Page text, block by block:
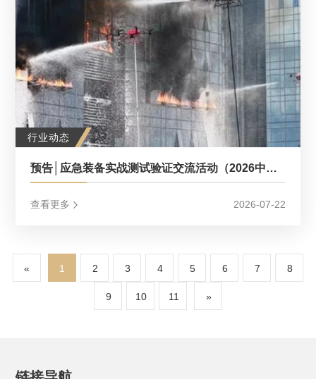
行业动态
预告│应急装备实战测试验证交流活动（2026中国应急展同期活动）
查看更多 2026-07-22
« 1 2 3 4 5 6 7 8
9 10 11 »